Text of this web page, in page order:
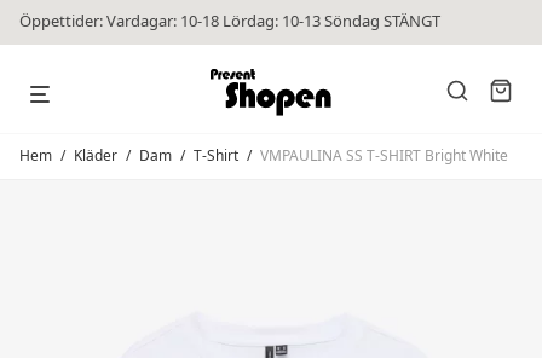
Öppettider: Vardagar: 10-18 Lördag: 10-13 Söndag STÄNGT
Hem / Kläder / Dam / T-Shirt / VMPAULINA SS T-SHIRT Bright White